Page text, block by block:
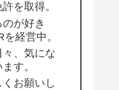
を取得。
が好き
経営中。
、気にな
す。
お願いし